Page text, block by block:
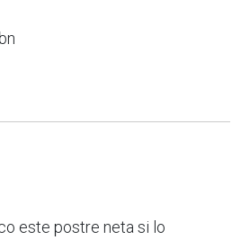
este postre neta si lo